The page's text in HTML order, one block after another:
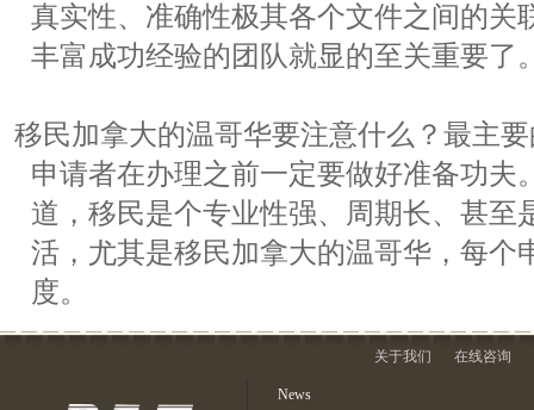
真实性、准确性极其各个文件之间的关
丰富成功经验的团队就显的至关重要了
移民加拿大的温哥华要注意什么？最主
申请者在办理之前一定要做好准备功夫
道，移民是个专业性强、周期长、甚至
活，尤其是移民加拿大的温哥华，每个
度。
News
关于我们 在线咨询